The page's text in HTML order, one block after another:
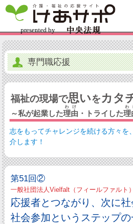
専門職応援
福祉の現場で思いをカタ
～私が起業した理由
わけ
・トライした理
わ
志をもってチャレンジを続ける方々を
介します！
第51回②
一般社団法人Vielfalt（フィールファル
応援者とつながり、次に社
社会参加というステップ